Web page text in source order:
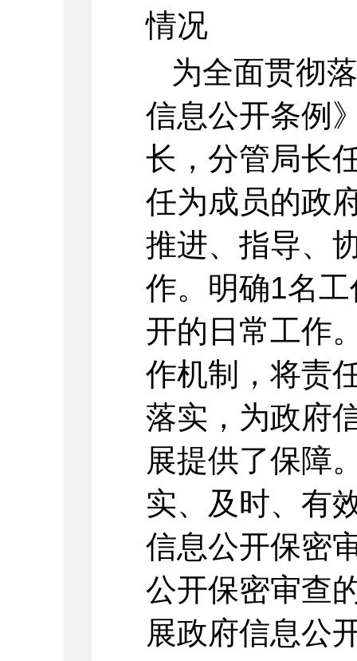
情况
为全面贯彻
信息公开条例
长，分管局长
任为成员的政
推进、指导、
作。明确1名
开的日常工作
作机制，将责
落实，为政府
展提供了保障
实、及时、有
信息公开保密
公开保密审查
展政府信息公